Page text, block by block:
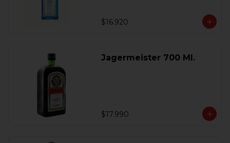
$16.920
Jagermeister 700 Ml.
$17.990